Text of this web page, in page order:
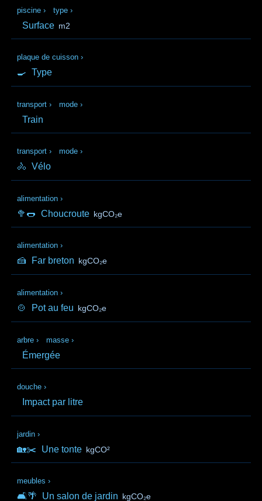
piscine › type ›
Surface m2
plaque de cuisson ›
🍳 Type
transport › mode ›
Train
transport › mode ›
🚴 Vélo
alimentation ›
🥦🌭 Choucroute kgCO₂e
alimentation ›
🍰 Far breton kgCO₂e
alimentation ›
🍲 Pot au feu kgCO₂e
arbre › masse ›
Émergée
douche ›
Impact par litre
jardin ›
🏡✂️ Une tonte kgCO²
meubles ›
🛋️🌴 Un salon de jardin kgCO₂e